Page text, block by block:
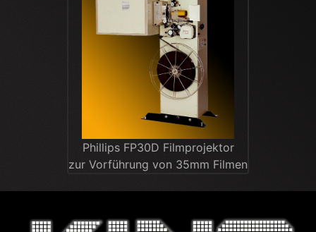
Phillips FP30D Filmprojektor
zur Vorführung von 35mm Filmen